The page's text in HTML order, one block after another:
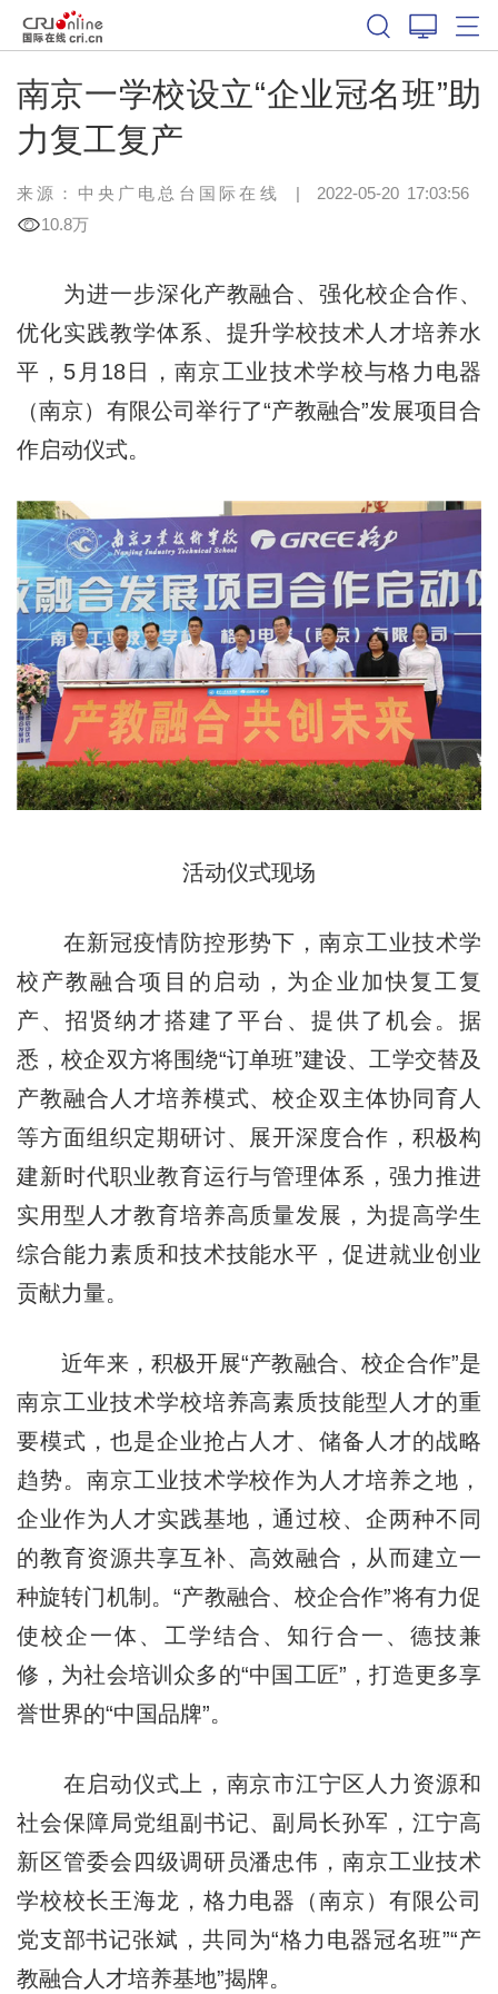
南京一学校设立“企业冠名班”助
力复工复产
来源：中央广电总台国际在线 | 2022-05-20 17:03:56
10.8万
为进一步深化产教融合、强化校企合作、
优化实践教学体系、提升学校技术人才培养水
平，5月18日，南京工业技术学校与格力电器
（南京）有限公司举行了“产教融合”发展项目合
作启动仪式。
活动仪式现场
在新冠疫情防控形势下，南京工业技术学
校产教融合项目的启动，为企业加快复工复
产、招贤纳才搭建了平台、提供了机会。据
悉，校企双方将围绕“订单班”建设、工学交替及
产教融合人才培养模式、校企双主体协同育人
等方面组织定期研讨、展开深度合作，积极构
建新时代职业教育运行与管理体系，强力推进
实用型人才教育培养高质量发展，为提高学生
综合能力素质和技术技能水平，促进就业创业
贡献力量。
近年来，积极开展“产教融合、校企合作”是
南京工业技术学校培养高素质技能型人才的重
要模式，也是企业抢占人才、储备人才的战略
趋势。南京工业技术学校作为人才培养之地，
企业作为人才实践基地，通过校、企两种不同
的教育资源共享互补、高效融合，从而建立一
种旋转门机制。“产教融合、校企合作”将有力促
使校企一体、工学结合、知行合一、德技兼
修，为社会培训众多的“中国工匠”，打造更多享
誉世界的“中国品牌”。
在启动仪式上，南京市江宁区人力资源和
社会保障局党组副书记、副局长孙军，江宁高
新区管委会四级调研员潘忠伟，南京工业技术
学校校长王海龙，格力电器（南京）有限公司
党支部书记张斌，共同为“格力电器冠名班”“产
教融合人才培养基地”揭牌。